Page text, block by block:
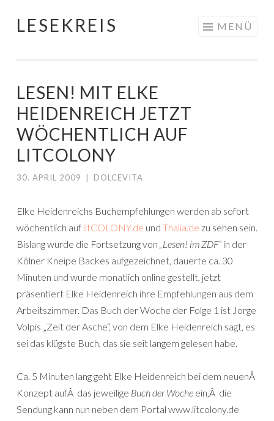
Springe
LESEKREIS MENÜ
LESEN! MIT ELKE
HEIDENREICH JETZT
WÖCHENTLICH AUF
LITCOLONY
30. APRIL 2009 DOLCEVITA
Elke Heidenreichs Buchempfehlungen werden ab sofort
wöchentlich auf litCOLONY.de und Thalia.de zu sehen sein.
Bislang wurde die Fortsetzung von „Lesen! im ZDF“ in der
Kölner Kneipe Backes aufgezeichnet, dauerte ca. 30
Minuten und wurde monatlich online gestellt, jetzt
präsentiert Elke Heidenreich ihre Empfehlungen aus dem
Arbeitszimmer. Das Buch der Woche der Folge 1 ist Jorge
Volpis „Zeit der Asche“, von dem Elke Heidenreich sagt, es
sei das klügste Buch, das sie seit langem gelesen habe.
Ca. 5 Minuten lang geht Elke Heidenreich bei dem neuenÂ
Konzept aufÂ das jeweilige Buch der Woche ein,Â die
Sendung kann nun neben dem Portal www.litcolony.de